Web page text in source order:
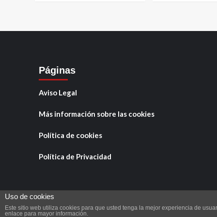
Personajes
Tamariche entrevista
Barrios González
Páginas
Aviso Legal
Más información sobre las cookies
Política de cookies
Política de Privacidad
Uso de cookies
Este sitio web utiliza cookies para que usted tenga la mejor experiencia de
enlace para mayor información.